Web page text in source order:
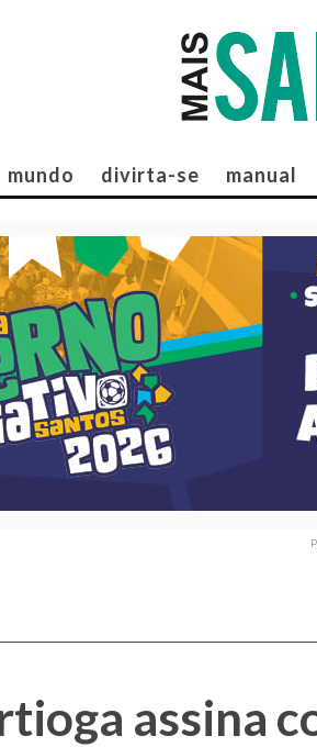
mundo divirta-se manual
assina